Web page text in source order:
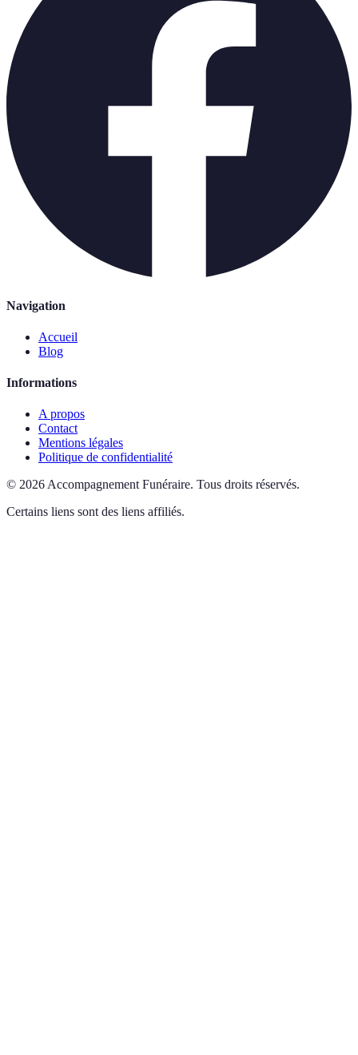
Navigation
Accueil
Blog
Informations
A propos
Contact
Mentions légales
Politique de confidentialité
© 2026Accompagnement Funéraire. Tous droits réservés.
Certains liens sont des liens affiliés.